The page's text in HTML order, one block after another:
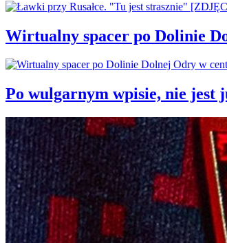
Wirtualny spacer po Dolinie
Po wulgarnym wpisie, nie jest